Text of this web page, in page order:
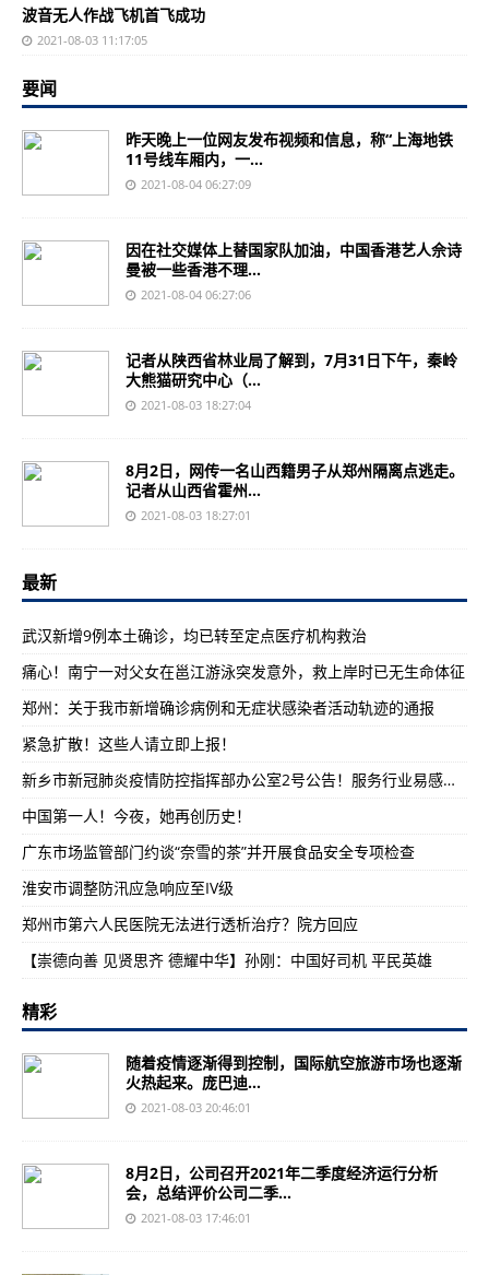
波音无人作战飞机首飞成功
2021-08-03 11:17:05
要闻
昨天晚上一位网友发布视频和信息，称“上海地铁
11号线车厢内，一...
2021-08-04 06:27:09
因在社交媒体上替国家队加油，中国香港艺人佘诗
曼被一些香港不理...
2021-08-04 06:27:06
记者从陕西省林业局了解到，7月31日下午，秦岭
大熊猫研究中心（...
2021-08-03 18:27:04
8月2日，网传一名山西籍男子从郑州隔离点逃走。
记者从山西省霍州...
2021-08-03 18:27:01
最新
武汉新增9例本土确诊，均已转至定点医疗机构救治
痛心！南宁一对父女在邕江游泳突发意外，救上岸时已无生命体征
郑州：关于我市新增确诊病例和无症状感染者活动轨迹的通报
紧急扩散！这些人请立即上报！
新乡市新冠肺炎疫情防控指挥部办公室2号公告！服务行业易感人员免费核酸检测
中国第一人！今夜，她再创历史！
广东市场监管部门约谈“奈雪的茶”并开展食品安全专项检查
淮安市调整防汛应急响应至IV级
郑州市第六人民医院无法进行透析治疗？院方回应
【崇德向善 见贤思齐 德耀中华】孙刚：中国好司机 平民英雄
精彩
随着疫情逐渐得到控制，国际航空旅游市场也逐渐
火热起来。庞巴迪...
2021-08-03 20:46:01
8月2日，公司召开2021年二季度经济运行分析
会，总结评价公司二季...
2021-08-03 17:46:01